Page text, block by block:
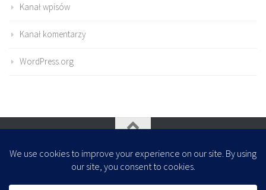
Kanał wpisów
Kanał komentarzy
WordPress.org